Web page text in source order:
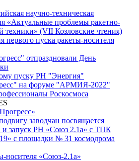
научно-техническая
«Актуальные проблемы ракетно-
техники» (VII Козловские чтения)
первого пуска ракеты-носителя
отпраздновали День
пуску РН "Энергия"
на форуме "АРМИЯ-2022"
Роскосмоса
заводчан посвящается
и запуск РН «Союз 2.1а» с ТПК
с площадки № 31 космодрома
носителя «Союз-2.1а»